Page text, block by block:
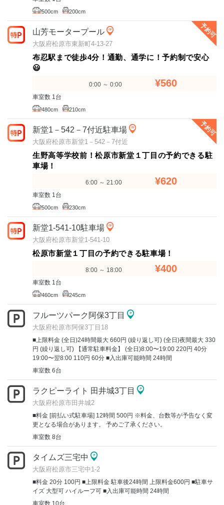
500cm 200cm
予約可
山芳モータープール
大阪府松原市東新町4-13-27
布忍駅まで徒歩4分！通勤、通学に！予約制で安心
😃
0:00 ～ 0:00 ¥560
車室数 1台
480cm 210cm
予約可
新堂1－542－7付近駐車場
大阪府松原市新堂1－542－7付近
生野高等学校前！松原市新堂１丁目の予約できる駐
車場！
6:00 ～ 21:00 ¥620
車室数 1台
500cm 230cm
新堂1-541-10駐車場
大阪府松原市新堂1-541-10
松原市新堂１丁目の予約できる駐車場！
8:00 ～ 18:00 ¥400
車室数 1台
460cm 245cm
フルーツパーク阿保3丁目
大阪府松原市阿保3丁目18
■上限料金 (全日)24時間最大 660円 (繰り返し可) (全日)夜間最大 330
円 (繰り返し可) 【通常駐車料金】 (全日)8:00〜19:00 220円 40分
19:00〜翌8:00 110円 60分 ■入出庫可能時間 24時間
車室数 6台
ラクピーライト 田井城3丁目
大阪府松原市田井城2
■料金 [前払い式駐車場] 12時間 500円 ※料金、台数等が予告なく変
更となる場合があります。 予めご了承ください。
車室数 8台
タイムズ三宅中
大阪府松原市三宅中1-2
■料金 20分 100円 ■上限料金 駐車後24時間 上限料金600円 ■駐車サ
イズ 大型可 ハイルーフ可 ■入出庫可能時間 24時間
車室数 10台